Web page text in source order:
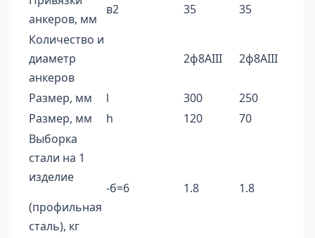
анкеров, мм
в2 35
35
Количество и
диаметр
анкеров
2ф8AIII 2ф8AIII
Размер, мм l 300
250
Размер, мм
h 120
70
Выборка
стали на 1
изделие
(профильная
сталь), кг
-б=6 1.8 1.8